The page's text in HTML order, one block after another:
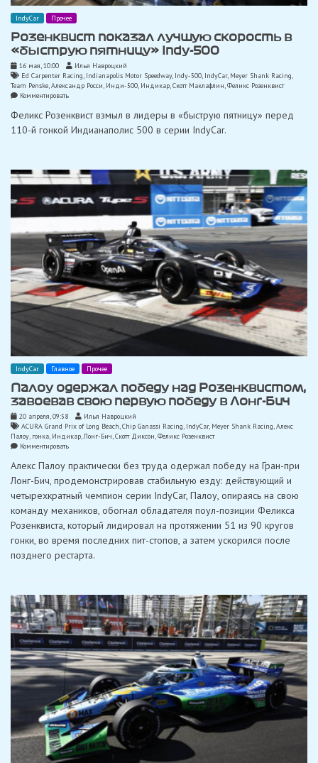
IndyCar Прочее
Розенквист показал лучшую скорость в
«быструю пятницу» Indy-500
16 мая, 10:00
Илья Навроцкий
Ed Carpenter Racing, Indianapolis Motor Speedway, Indy-500, IndyCar, Meyer Shank Racing
Team Penske,Александр Росси, Инди-500, Индикар,Скотт Маклафлин,Феликс Розенквист
Комментироватьon
показал
лучшую
скорость
Indy-
500
Феликс Розенквист взмыл в лидеры в «быструю пятницу» перед
110-й гонкой Индианаполис 500 в серии IndyCar.
IndyCar Главное Прочее
Палоу одержал победу над Розенквистом,
завоевав свою первую победу в Лонг-Бич
20 апреля, 09:58
Илья Навроцкий
ACURA Grand Prix of Long Beach,Chip Ganassi Racing, IndyCar, Meyer Shank Racing,Алекс
Палоу, гонка, Индикар,Лонг-Бич,Скотт Диксон,Феликс Розенквист
Комментироватьon
одержал
над
Розенквистом,
свою
первую
в
Лонг-
Алекс Палоу практически без труда одержал победу на Гран-при
Лонг-Бич, продемонстрировав стабильную езду: действующий и
четырехкратный чемпион серии IndyCar, Палоу, опираясь на свою
команду механиков, обогнал обладателя поул-позиции Феликса
Розенквиста, который лидировал на протяжении 51 из 90 кругов
гонки, во время последних пит-стопов, а затем ускорился после
позднего рестарта.